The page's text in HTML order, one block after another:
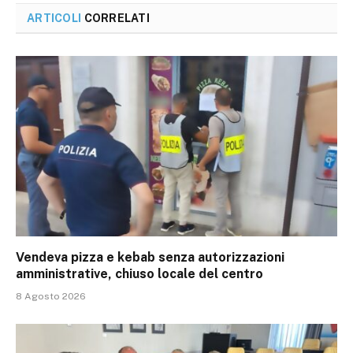
ARTICOLI CORRELATI
Vendeva pizza e kebab senza autorizzazioni
amministrative, chiuso locale del centro
8 Agosto 2026